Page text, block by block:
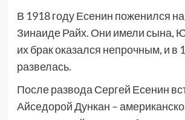
В 1918 году Есенин поженился
Зинаиде Райх. Они имели сына,
их брак оказался непрочным, и в
развелась.
После развода Сергей Есенин
Айседорой Дункан –